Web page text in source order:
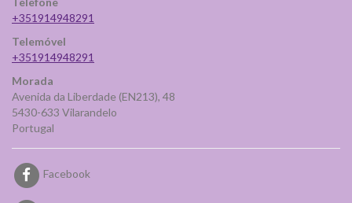
+351914948291
Telemóvel
+351914948291
Morada
Avenida da Liberdade (EN213), 48
5430-633 Vilarandelo
Portugal
Facebook